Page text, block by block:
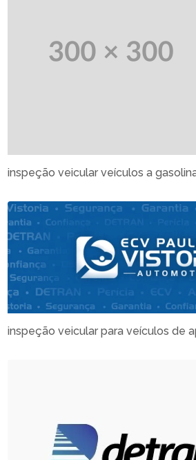
inspeção veicular veículos a
inspeção veicular para veículos de